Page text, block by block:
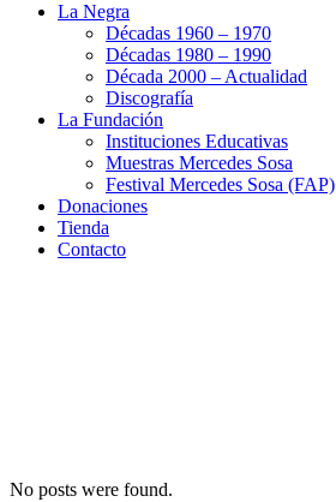
La Negra
Décadas 1960 – 1970
Décadas 1980 – 1990
Década 2000 – Actualidad
Discografía
La Fundación
Instituciones Educativas
Muestras Mercedes Sosa
Festival Mercedes Sosa (FAP)
Donaciones
Tienda
Contacto
No posts were found.